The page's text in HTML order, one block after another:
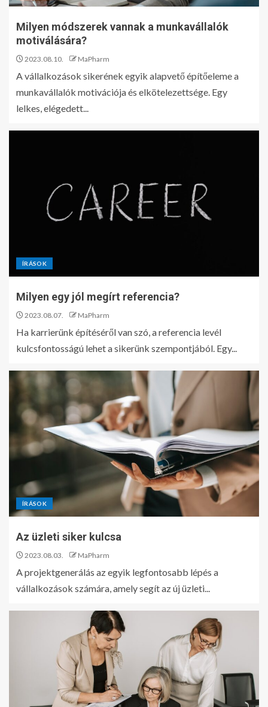
Milyen módszerek vannak a munkavállalók
motiválására?
2023.08.10. MaPharm
A vállalkozások sikerének egyik alapvető építőeleme a
munkavállalók motivációja és elkötelezettsége. Egy
lelkes, elégedett...
ÍRÁSOK
Milyen egy jól megírt referencia?
2023.08.07. MaPharm
Ha karrierünk építéséről van szó, a referencia levél
kulcsfontosságú lehet a sikerünk szempontjából. Egy...
ÍRÁSOK
Az üzleti siker kulcsa
2023.08.03. MaPharm
A projektgenerálás az egyik legfontosabb lépés a
vállalkozások számára, amely segít az új üzleti...